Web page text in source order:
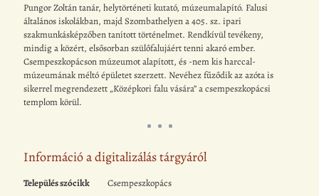
Pungor Zoltán tanár, helytörténeti kutató, múzeumalapító. Falusi
általános iskolákban, majd Szombathelyen a 405. sz. ipari
szakmunkásképzőben tanított történelmet. Rendkívül tevékeny,
mindig a közért, elsősorban szülőfalujáért tenni akaró ember.
Csempeszkopácson múzeumot alapított, és -nem kis harccal-
múzeumának méltó épületet szerzett. Nevéhez fűződik az azóta is
sikerrel megrendezett „Középkori falu vására” a csempeszkopácsi
templom körül.
Információ a digitalizálás tárgyáról
Település szócikk Csempeszkopács